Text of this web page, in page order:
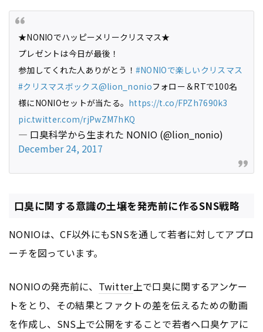
★NONIOでハッピーメリークリスマス★
プレゼントは今日が最後！
参加してくれた人ありがとう！ #NONIOで楽しいクリスマス
#クリスマスボックス@lion_nonioフォロー＆RTで100名
様にNONIOセットが当たる。 https://t.co/FPZh7690k3
pic.twitter.com/rjPwZM7hKQ
— 口臭科学から生まれた NONIO (@lion_nonio)
December 24, 2017
口臭に関する意識の土壌を発売前に作るSNS戦略
NONIOは、CF以外にもSNSを通して若者に対してアプロ
ーチを図っています。
NONIOの発売前に、 Twitter上で口臭に関するアンケー
トをとり、その結果とファクトの差を伝えるための動画
を作成し、SNS上で公開をすることで若者へ口臭ケアに